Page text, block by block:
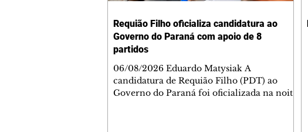
Requião Filho oficializa candidatura ao
Governo do Paraná com apoio de 8
partidos
06/08/2026 Eduardo Matysiak A
candidatura de Requião Filho (PDT) ao
Governo do Paraná foi oficializada na noite